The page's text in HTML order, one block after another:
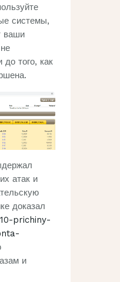
системы,
ваши
до того, как
атак и
доказал
prichiny-
и